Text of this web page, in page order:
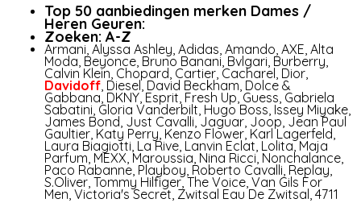
Top 50 aanbiedingen merken Dames /
Heren Geuren:
Zoeken: A-Z
Armani ,Alyssa Ashley ,Adidas ,Amando ,AXE ,Al­ta
Mo­da Beyonce Bruno Banani Bvlgari Burberry
Calvin Klein Chopard Cartier Cacharel Dior
Davidoff Diesel, David Beckham Dolce &
Gabbana, DKNY,Esprit Fresh Up ,Guess Gabriela
Sabatini Gloria Vanderbilt Hugo Boss Issey Miyake
James Bond Just Cavalli ,Jaguar Joop Jean Paul
Gaultier Katy Perry Kenzo Flower, Karl Lagerfeld
Laura Biagiotti La Rive Lanvin Eclat Lolita,Maja
Parfum MEXX ,Maroussia Nina Ricci, Nonchalance
Paco Rabanne Playboy Roberto Cavalli Replay
S.Oliver ,Tommy Hilfiger,The Voice ,Van Gils For
Men ,Victoria's Secret Zwitsal Eau De Zwitsal ,4711